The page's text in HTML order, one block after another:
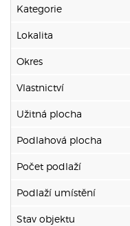
Kategorie
Lokalita
Okres
Vlastnictví
Užitná plocha
Podlahová plocha
Počet podlaží
Podlaží umístění
Stav objektu